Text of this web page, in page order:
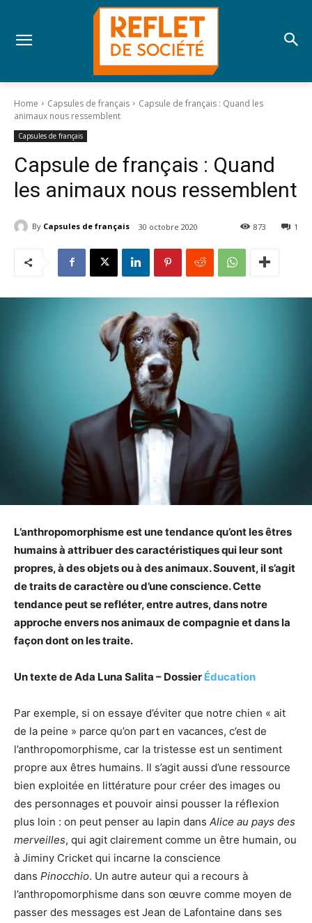
Home Capsules de français
Capsule de français : Quand les
animaux nous ressemblent
Capsules de français
Capsule de français : Quand
les animaux nous ressemblent
By Capsules de français 30 octobre 2020 1
873
L’anthropomorphisme est une tendance qu’ont les êtres
humains à attribuer des caractéristiques qui leur sont
propres, à des objets ou à des animaux. Souvent, il s’agit
de traits de caractère ou d’une conscience. Cette
tendance peut se refléter, entre autres, dans notre
approche envers nos animaux de compagnie et dans la
façon dont on les traite.
Un texte de Ada Luna Salita – Dossier Éducation
Par exemple, si on essaye d’éviter que notre chien « ait
de la peine » parce qu’on part en vacances, c’est de
l’anthropomorphisme, car la tristesse est un sentiment
propre aux êtres humains. Il s’agit aussi d’une ressource
bien exploitée en littérature pour créer des images ou
des personnages et pouvoir ainsi pousser la réflexion
plus loin : on peut penser au lapin dans Alice au pays des
merveilles, qui agit clairement comme un être humain, ou
à Jiminy Cricket qui incarne la conscience
dans Pinocchio. Un autre auteur qui a recours à
l’anthropomorphisme dans son œuvre comme moyen de
passer des messages est Jean de Lafontaine dans ses